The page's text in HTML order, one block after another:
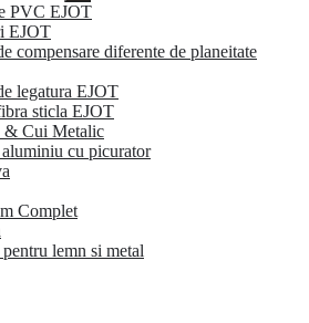
PVC EJOT
EJOT
compensare diferente de planeitate
legatura EJOT
sticla EJOT
Cui Metalic
cu picurator
Complet
lemn si metal